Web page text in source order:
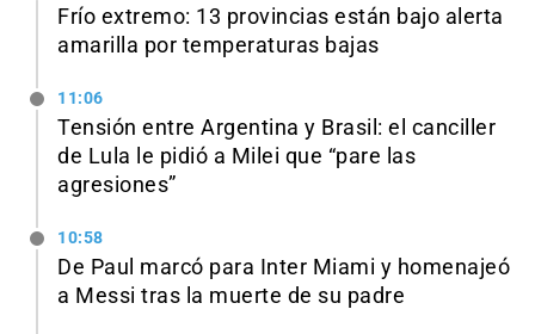
Frío extremo: 13 provincias están bajo alerta
amarilla por temperaturas bajas
11:06
Tensión entre Argentina y Brasil: el canciller
de Lula le pidió a Milei que “pare las
agresiones”
10:58
De Paul marcó para Inter Miami y homenajeó
a Messi tras la muerte de su padre